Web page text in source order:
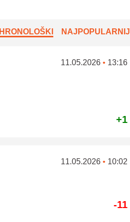
HRONOLOŠKI NAJPOPULARNIJI
11.05.2026 • 13:16
+1
11.05.2026 • 10:02
-11